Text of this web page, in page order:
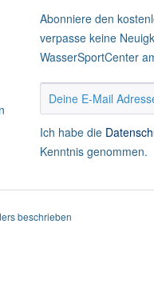
Abonniere den
verpasse keine
WasserSportCenter
Ich habe die
Kenntnis genommen.
beschrieben